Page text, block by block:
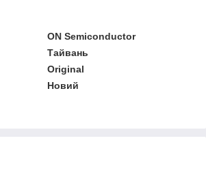
ON Semiconductor
Тайвань
Original
Новий